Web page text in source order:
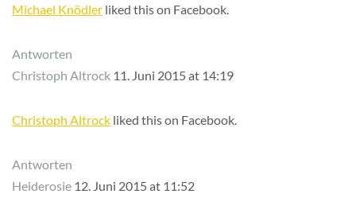
Michael Knödler liked this on Facebook.
Antworten
Christoph Altrock 11. Juni 2015 at 14:19
Christoph Altrock liked this on Facebook.
Antworten
Heiderosie 12. Juni 2015 at 11:52